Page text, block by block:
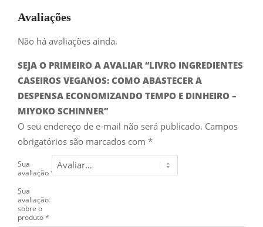
Avaliações
Não há avaliações ainda.
SEJA O PRIMEIRO A AVALIAR “LIVRO INGREDIENTES
CASEIROS VEGANOS: COMO ABASTECER A
DESPENSA ECONOMIZANDO TEMPO E DINHEIRO –
MIYOKO SCHINNER”
O seu endereço de e-mail não será publicado. Campos
obrigatórios são marcados com *
Sua
avaliação*
Sua
avaliação
sobre o
produto*